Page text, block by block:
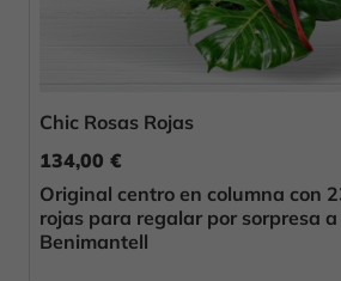
Chic Rosas Rojas
134,00 €
Original centro en columna con
rojas para regalar por sorpresa
Benimantell